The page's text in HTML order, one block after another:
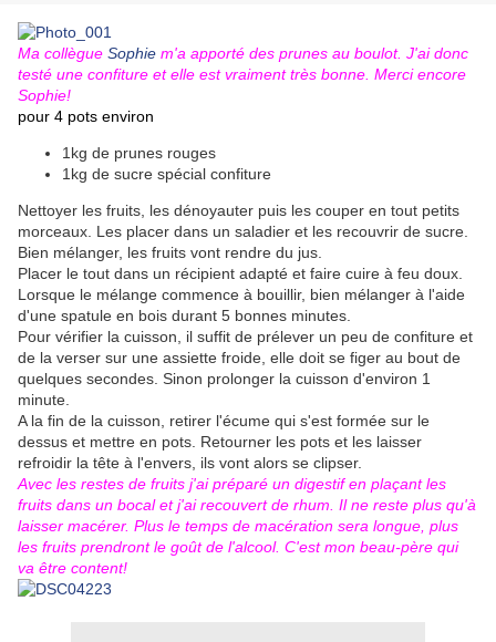
Ma collègue Sophie m'a apporté des prunes au boulot. J'ai donc
testé une confiture et elle est vraiment très bonne. Merci encore
Sophie!
pour 4 pots environ
1kg de prunes rouges
1kg de sucre spécial confiture
Nettoyer les fruits, les dénoyauter puis les couper en tout petits
morceaux. Les placer dans un saladier et les recouvrir de sucre.
Bien mélanger, les fruits vont rendre du jus.
Placer le tout dans un récipient adapté et faire cuire à feu doux.
Lorsque le mélange commence à bouillir, bien mélanger à l'aide
d'une spatule en bois durant 5 bonnes minutes.
Pour vérifier la cuisson, il suffit de prélever un peu de confiture et
de la verser sur une assiette froide, elle doit se figer au bout de
quelques secondes. Sinon prolonger la cuisson d'environ 1
minute.
A la fin de la cuisson, retirer l'écume qui s'est formée sur le
dessus et mettre en pots. Retourner les pots et les laisser
refroidir la tête à l'envers, ils vont alors se clipser.
Avec les restes de fruits j'ai préparé un digestif en plaçant les
fruits dans un bocal et j'ai recouvert de rhum. Il ne reste plus qu'à
laisser macérer. Plus le temps de macération sera longue, plus
les fruits prendront le goût de l'alcool. C'est mon beau-père qui
va être content!